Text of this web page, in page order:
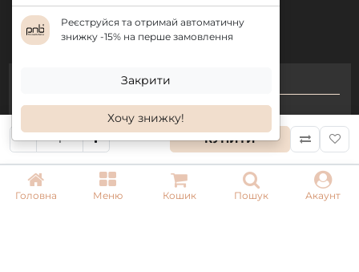
Головна Меню Кошик Пошук Акаунт
КУПИТИ
+ 38 (050) 075 35 05
+ 38 (097) 075 35 05
Реєструйся та отримай автоматичну
знижку -15% на перше замовлення
Закрити
Хочу знижку!